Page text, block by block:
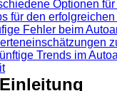
Optionen
für den
Fehler beim
Trends im